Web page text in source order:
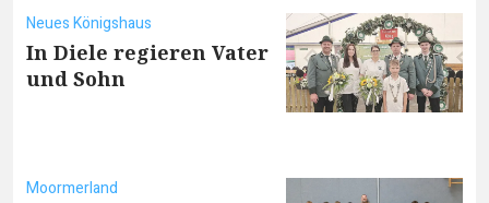
Neues Königshaus
In Diele regieren Vater
und Sohn
Moormerland